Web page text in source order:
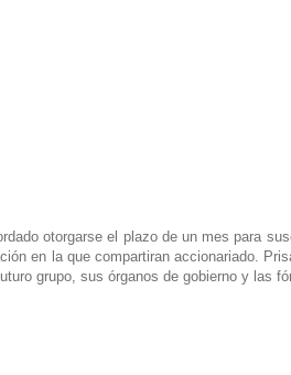
otorgarse el plazo de un mes para
en la que compartiran accionariado.
grupo, sus órganos de gobierno y las